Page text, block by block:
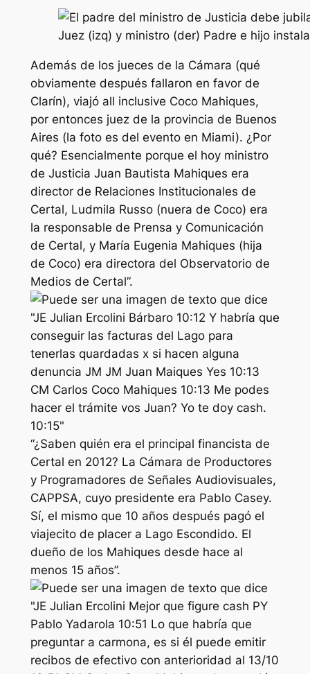
Juez (izq) y ministro (der) Padre e hijo
Además de los jueces de la Cámara (qué
obviamente después fallaron en favor de
Clarín), viajó all inclusive Coco Mahiques,
por entonces juez de la provincia de Buenos
Aires (la foto es del evento en Miami). ¿Por
qué? Esencialmente porque el hoy ministro
de Justicia Juan Bautista Mahiques era
director de Relaciones Institucionales de
Certal, Ludmila Russo (nuera de Coco) era
la responsable de Prensa y Comunicación
de Certal, y María Eugenia Mahiques (hija
de Coco) era directora del Observatorio de
Medios de Certal”.
“¿Saben quién era el principal financista de
Certal en 2012? La Cámara de Productores
y Programadores de Señales Audiovisuales,
CAPPSA, cuyo presidente era Pablo Casey.
Sí, el mismo que 10 años después pagó el
viajecito de placer a Lago Escondido. El
dueño de los Mahiques desde hace al
menos 15 años”.